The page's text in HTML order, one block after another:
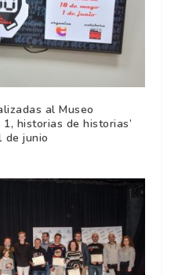
al Museo
historias de historias’
de junio